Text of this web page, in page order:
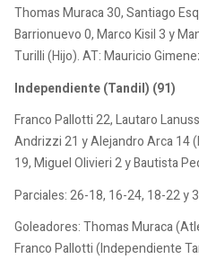
Thomas Muraca 30, Santiago
Barrionuevo 0, Marco Kisil 3 y
Turilli (Hijo). AT: Mauricio
Independiente (Tandil) (91)
Franco Pallotti 22, Lautaro
Andrizzi 21 y Alejandro Arca 14
19, Miguel Olivieri 2 y Bautista
Parciales: 26-18, 16-24, 18-22 y
Goleadores: Thomas Muraca
Franco Pallotti (Independiente